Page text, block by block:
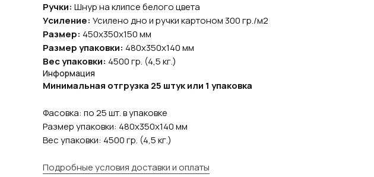
Ручки: Шнур на клипсе белого цвета
Усиление: Усилено дно и ручки картоном 300 гр./м2
Размер: 450х350х150 мм
Размер упаковки: 480х350х140 мм
Вес упаковки: 4500 гр. (4,5 кг.)
Информация
Минимальная отгрузка 25 штук или 1 упаковка
Фасовка: по 25 шт. в упаковке
Размер упаковки: 480х350х140 мм
Вес упаковки: 4500 гр. (4,5 кг.)
Подробные условия доставки и оплаты